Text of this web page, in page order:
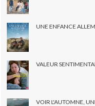
UNE ENFANCE
VALEUR
VOIR L'AUTOMNE,